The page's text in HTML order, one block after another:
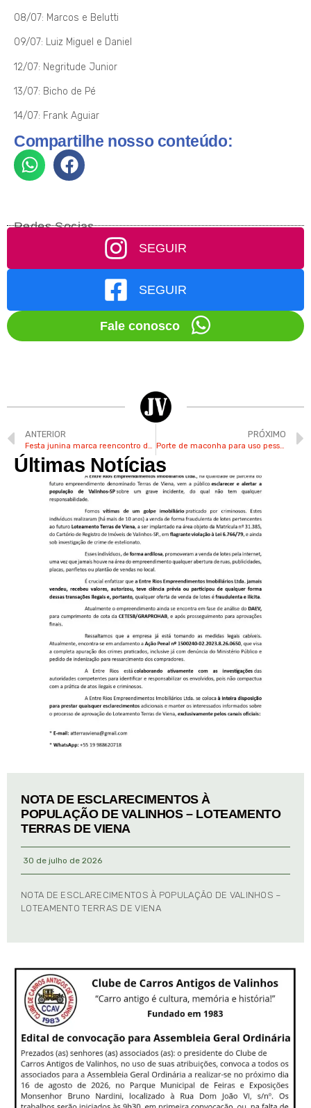
08/07: Marcos e Belutti
09/07: Luiz Miguel e Daniel
12/07: Negritude Junior
13/07: Bicho de Pé
14/07: Frank Aguiar
Compartilhe nosso conteúdo:
Redes Socias
SEGUIR
SEGUIR
Fale conosco
ANTERIOR
Festa junina marca reencontro de ex-alunos de EMEB do Reforma Agrária em Valinhos
PRÓXIMO
Porte de maconha para uso pessoal é descriminalizado pelo STF
Últimas Notícias
NOTA DE ESCLARECIMENTOS À
POPULAÇÃO DE VALINHOS – LOTEAMENTO
TERRAS DE VIENA
30 de julho de 2026
NOTA DE ESCLARECIMENTOS À POPULAÇÃO DE VALINHOS –
LOTEAMENTO TERRAS DE VIENA